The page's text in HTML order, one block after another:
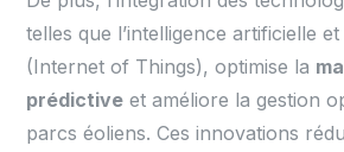
telles que l’intelligence artificielle
(Internet of Things), optimise la
prédictive et améliore la gestion
parcs éoliens. Ces innovations